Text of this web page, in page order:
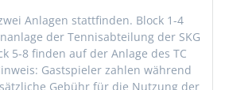
Anlagen stattfinden. Block 1-4
der Tennisabteilung der SKG
5-8 finden auf der Anlage des TC
Gastspieler zahlen während
Gebühr für die Nutzung der